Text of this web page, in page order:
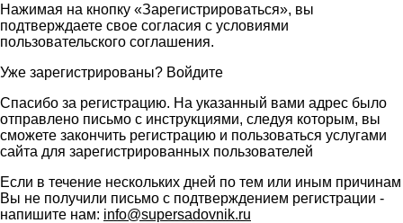
Нажимая на кнопку «Зарегистрироваться», вы
подтверждаете свое согласия с условиями
пользовательского соглашения.
Уже зарегистрированы? Войдите
Спасибо за регистрацию. На указанный вами адрес было
отправлено письмо с инструкциями, следуя которым, вы
сможете закончить регистрацию и пользоваться услугами
сайта для зарегистрированных пользователей
Если в течение нескольких дней по тем или иным причинам
Вы не получили письмо с подтверждением регистрации -
напишите нам: info@supersadovnik.ru